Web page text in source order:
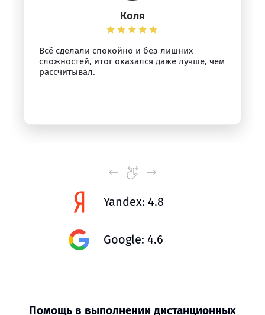
Коля
Всё сделали спокойно и без лишних
сложностей, итог оказался даже лучше, чем
рассчитывал.
Yandex: 4.8
Google: 4.6
Помощь в выполнении дистанционных